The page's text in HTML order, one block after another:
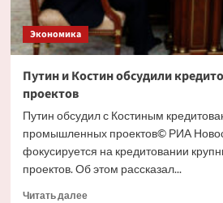
Экономика
Путин и Костин обсудили
проектов
Путин обсудил с Костиным
промышленных проектов© РИА
фокусируется на кредитовании
проектов. Об этом рассказал...
Читать далееПрочитать